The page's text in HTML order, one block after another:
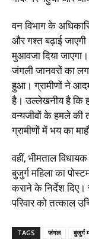
वन विभाग के
और गश्त बढ़ाई
मुआवजा दिया
जंगली जानवरों का
हुआ। ग्रामीणों ने
है। उल्लेखनीय है कि
वन्यजीवों के हमले की
ग्रामीणों में भय का
वहीं, भीमताल
बुजुर्ग महिला का
कराने के निर्देश दिए।
परिवार को तत्काल
TAGS जंगल बुजुर्ग